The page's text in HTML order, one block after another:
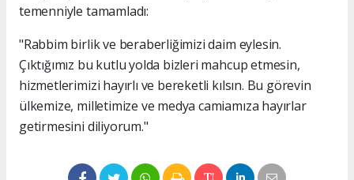
temenniyle tamamladı:
"Rabbim birlik ve beraberliğimizi daim eylesin.
Çıktığımız bu kutlu yolda bizleri mahcup etmesin,
hizmetlerimizi hayırlı ve bereketli kılsın. Bu görevin
ülkemize, milletimize ve medya camiamıza hayırlar
getirmesini diliyorum."